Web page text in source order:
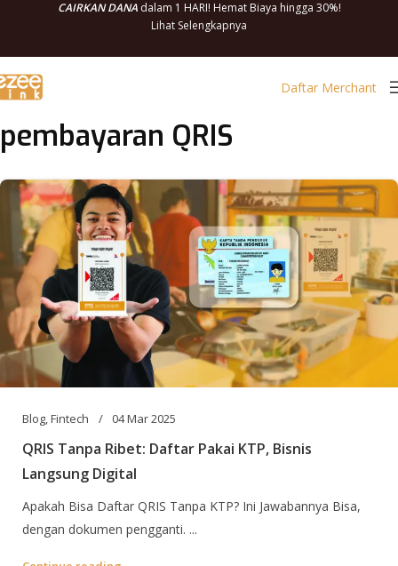
CAIRKAN DANAdalam 1 HARI! Hemat Biaya hingga 30%!
Lihat Selengkapnya
Daftar Merchant
pembayaran QRIS
Blog,Fintech 04 Mar 2025
QRIS Tanpa Ribet: Daftar Pakai KTP, Bisnis
Langsung Digital
Apakah Bisa Daftar QRIS Tanpa KTP? Ini Jawabannya Bisa,
dengan dokumen pengganti. ...